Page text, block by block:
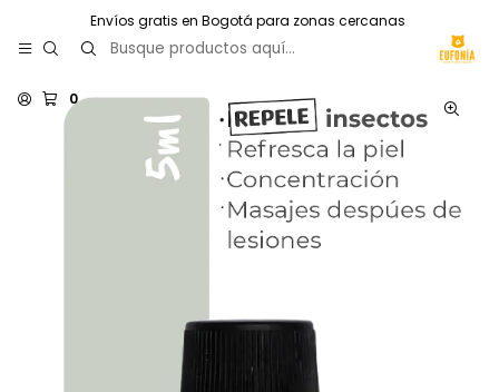
0
Envíos gratis en Bogotá para zonas cercanas